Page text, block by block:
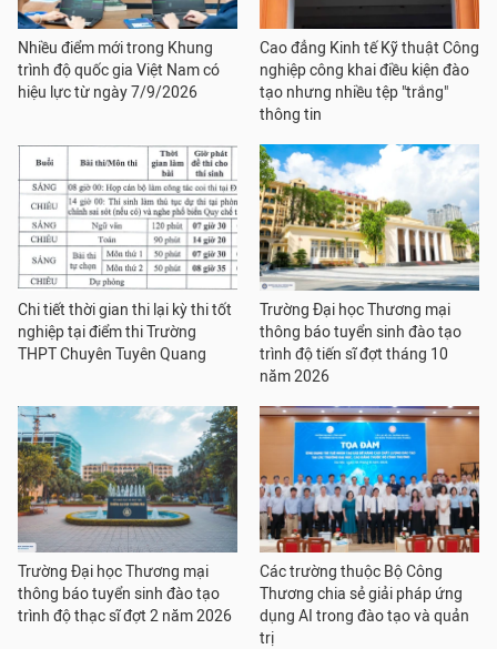
Nhiều điểm mới trong Khung
trình độ quốc gia Việt Nam có
hiệu lực từ ngày 7/9/2026
Cao đẳng Kinh tế Kỹ thuật Công
nghiệp công khai điều kiện đào
tạo nhưng nhiều tệp "trắng"
thông tin
Chi tiết thời gian thi lại kỳ thi tốt
nghiệp tại điểm thi Trường
THPT Chuyên Tuyên Quang
Trường Đại học Thương mại
thông báo tuyển sinh đào tạo
trình độ tiến sĩ đợt tháng 10
năm 2026
Trường Đại học Thương mại
thông báo tuyển sinh đào tạo
trình độ thạc sĩ đợt 2 năm 2026
Các trường thuộc Bộ Công
Thương chia sẻ giải pháp ứng
dụng AI trong đào tạo và quản
trị